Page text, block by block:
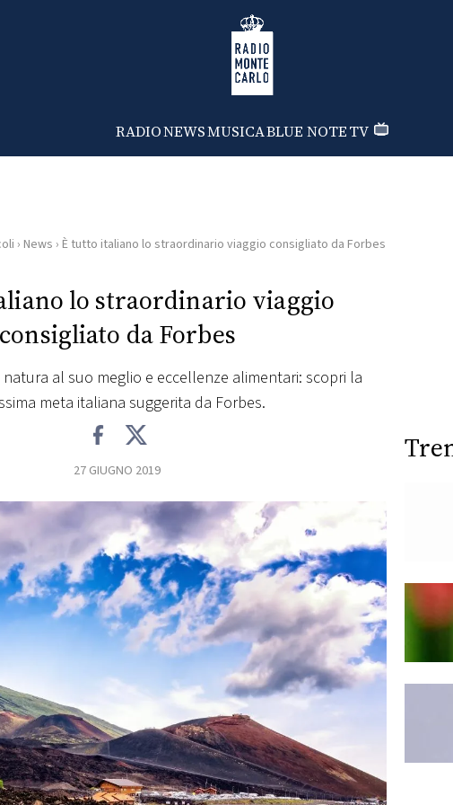
Radio Monte Carlo
RADIONEWSMUSICABLUE NOTETV
› News › È tutto italiano lo straordinario viaggio consigliato da Forbes
lo straordinario viaggio
consigliato da Forbes
natura al suo meglio e eccellenze alimentari: scopri la
meta italiana suggerita da Forbes.
27 GIUGNO 2019